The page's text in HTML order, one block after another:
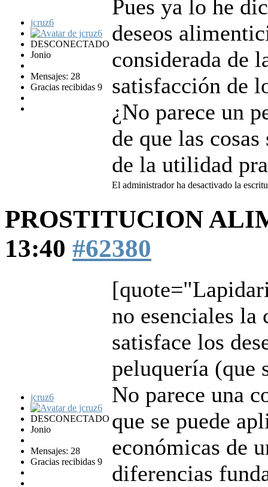
jcruz6
DESCONECTADO
Jonio
Mensajes: 28
Gracias recibidas 9
Pues ya lo he
deseos
considerada de
satisfacción de
¿No parece un
de que las
de la utilidad
El administrador ha desactivado la
PROSTITUCION
13:40 #62380
jcruz6
DESCONECTADO
Jonio
Mensajes: 28
Gracias recibidas 9
no esenciales la
satisface los
peluquería (que
No parece una
que se puede
económicas de
diferencias